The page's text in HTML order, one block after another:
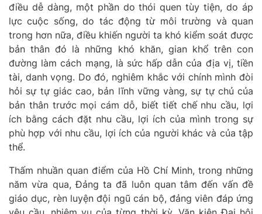
điều dễ dàng, một phần do thói quen tùy tiện, do áp
lực cuộc sống, do tác động từ môi trường và quan
trong hơn nữa, điều khiến người ta khó kiểm soát được
bản thân đó là những khó khăn, gian khổ trên con
đường làm cách mạng, là sức hấp dẫn của địa vị, tiền
tài, danh vọng. Do đó, nghiêm khắc với chính mình đòi
hỏi sự tự giác cao, bản lĩnh vững vàng, sự tự chủ của
bản thân trước mọi cám dỗ, biết tiết chế nhu cầu, lợi
ích bằng cách đặt nhu cầu, lợi ích của mình trong sự
phù hợp với nhu cầu, lợi ích của người khác và của tập
thể.
Thấm nhuần quan điểm của Hồ Chí Minh, trong những
năm vừa qua, Đảng ta đã luôn quan tâm đến vấn đề
giáo dục, rèn luyện đội ngũ cán bộ, đảng viên đáp ứng